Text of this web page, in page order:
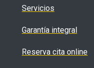
Servicios
Garantía integral
Reserva cita online